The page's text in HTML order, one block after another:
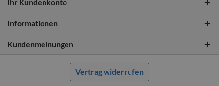
Ihr Kundenkonto
Informationen
Kundenmeinungen
Vertrag widerrufen